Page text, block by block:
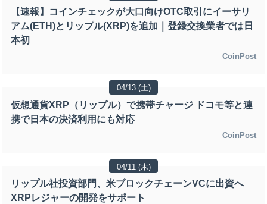
【速報】コインチェックが大口向けOTC取引にイーサリ
アム(ETH)とリップル(XRP)を追加｜登録交換業者では日
本初
CoinPost
04/13 (土)
仮想通貨XRP（リップル）で携帯チャージ ドコモ等と連
携で日本の決済利用にも対応
CoinPost
04/11 (木)
リップル社投資部門、米ブロックチェーンVCに出資へ
XRPレジャーの開発をサポート